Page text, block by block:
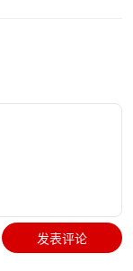
发表评论